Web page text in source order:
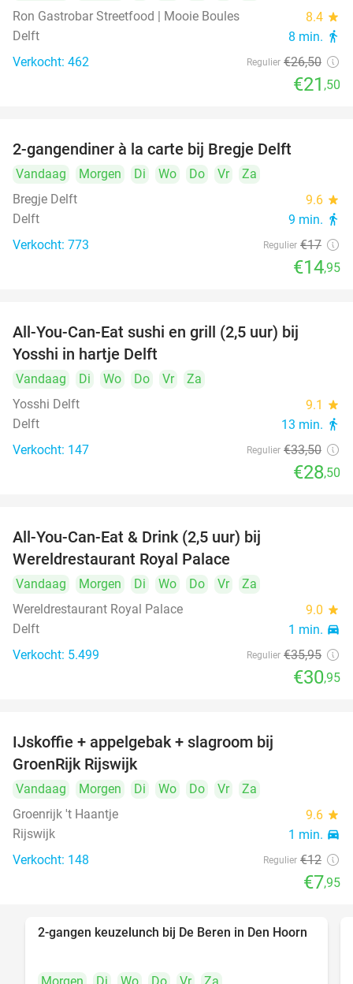
Ron Gastrobar Streetfood | Mooie Boules 8.4 star
Delft 8 min. directions_walk
Verkocht: 462 Regulier €26,50
€21 ,50
2-gangendiner à la carte bij Bregje Delft
Vandaag Morgen Di Wo Do Vr
Za
Bregje Delft
9.6 star
Delft 9 min. directions_walk
Verkocht: 773 Regulier €17
€14,95
All-You-Can-Eat sushi en grill (2,5 uur) bij
Yosshi in hartje Delft
Vandaag Di Wo Do Vr
Za
Yosshi Delft
9.1 star
Delft 13 min. directions_walk
Verkocht: 147 Regulier €33,50
€28,50
All-You-Can-Eat & Drink (2,5 uur) bij
Wereldrestaurant Royal Palace
Vandaag Morgen Di Wo Do Vr
Za
Wereldrestaurant Royal Palace
9.0 star
Delft 1 min. directions_car
Verkocht: 5.499 Regulier €35,95
€30,95
IJskoffie + appelgebak + slagroom bij
GroenRijk Rijswijk
Vandaag Morgen Di Wo Do Vr
Za
Groenrijk 't Haantje
9.6 star
Rijswijk 1 min. directions_car
Verkocht: 148 Regulier €12
€7,95
43%
2-gangen keuzelunch bij De Beren in Den Hoorn